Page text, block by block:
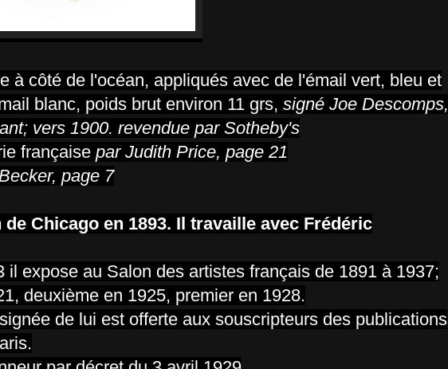
à côté de l'océan, appliqués avec de l'émail vert, bleu et
blanc, poids brut environ 11 grs, signé Joe Descomps,
vers 1900. revendue par Sotheby's
française par Judith Price, page 21
page 7
Chicago en 1893. Il travaille avec Frédéric
expose au Salon des artistes français de 1891 à 1937;
deuxième en 1925, premier en 1928.
de lui est offerte aux souscripteurs des publications